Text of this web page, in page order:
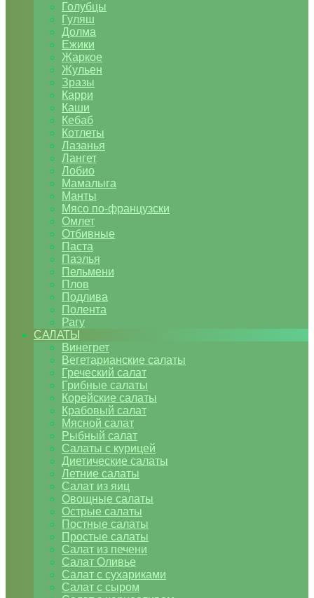
Голубцы
Гуляш
Долма
Ежики
Жаркое
Жульен
Зразы
Карри
Каши
Кебаб
Котлеты
Лазанья
Лангет
Лобио
Мамалыга
Манты
Мясо по-французски
Омлет
Отбивные
Паста
Паэлья
Пельмени
Плов
Подлива
Полента
Рагу
САЛАТЫ
Винегрет
Вегетарианские салаты
Греческий салат
Грибные салаты
Корейские салаты
Крабовый салат
Мясной салат
Рыбный салат
Салаты с курицей
Диетические салаты
Летние салаты
Салат из яиц
Овощные салаты
Острые салаты
Постные салаты
Простые салаты
Салат из печени
Салат Оливье
Салат с сухариками
Салат с сыром